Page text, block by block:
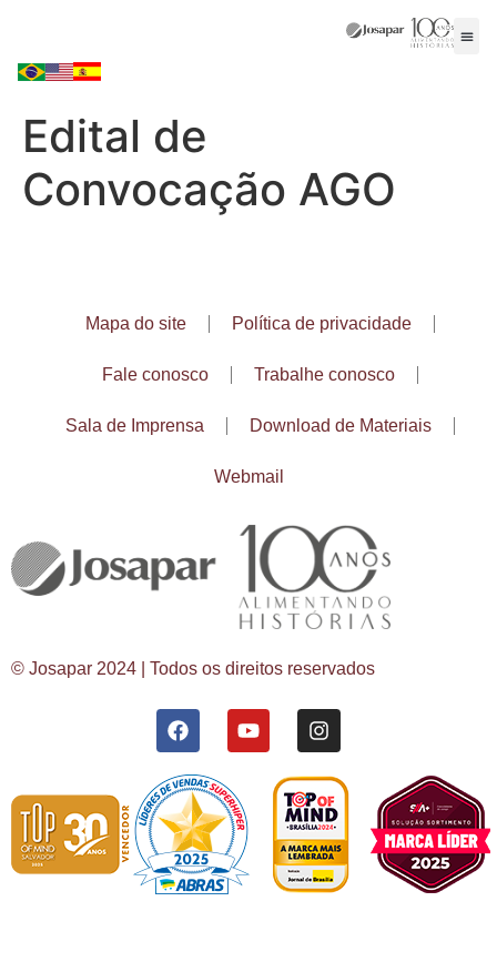
Edital de
Convocação AGO
Mapa do site Política de privacidade
Fale conosco Trabalhe conosco
Sala de Imprensa Download de Materiais
Webmail
© Josapar 2024 | Todos os direitos reservados